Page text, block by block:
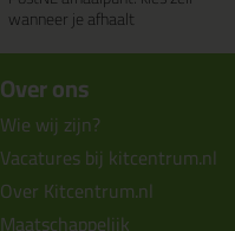
wanneer je afhaalt
Over ons
Wie wij zijn?
Vacatures bij kitcentrum.nl
Over Kitcentrum.nl